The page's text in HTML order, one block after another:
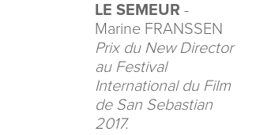
LE SEMEUR -
Marine FRANSSEN
Prix du New Director
au Festival
International du Film
de San Sebastian
2017.